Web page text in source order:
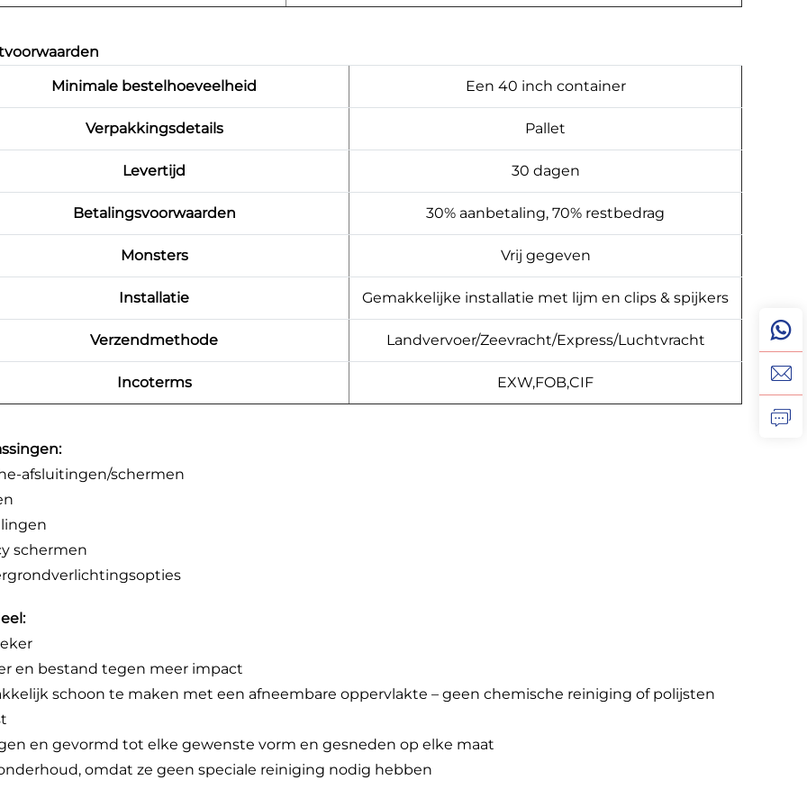
Minimale bestelhoeveelheid
Een 40 inch container
Verpakkingsdetails Pallet
Levertijd 30 dagen
Betalingsvoorwaarden 30% aanbetaling, 70% restbedrag
Monsters Vrij gegeven
Installatie Gemakkelijke installatie met lijm en clips & spijkers
Verzendmethode Landvervoer/Zeevracht/Express/Luchtvracht
Incoterms EXW,FOB,CIF
afsluitingen/schermen
schermen
en bestand tegen meer impact
schoon te maken met een afneembare oppervlakte – geen chemische reiniging of polijsten
en gevormd tot elke gewenste vorm en gesneden op elke maat
omdat ze geen speciale reiniging nodig hebben